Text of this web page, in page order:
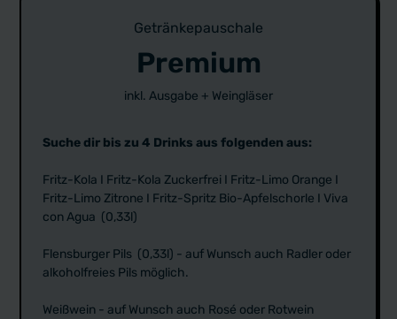
Getränkepauschale
Premium
inkl. Ausgabe + Weingläser
Suche dir bis zu 4 Drinks aus folgenden aus:
Fritz-Kola I Fritz-Kola Zuckerfrei I Fritz-Limo Orange I
Fritz-Limo Zitrone I Fritz-Spritz Bio-Apfelschorle I Viva
con Agua (0,33l)
Flensburger Pils (0,33l) - auf Wunsch auch Radler oder
alkoholfreies Pils möglich.
Weißwein - auf Wunsch auch Rosé oder Rotwein